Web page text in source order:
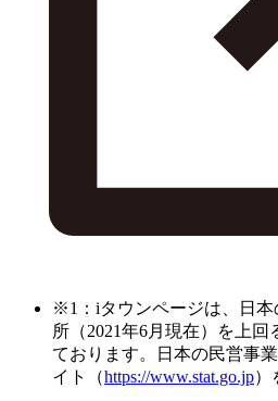
※1：iタウンページは、日本
所（2021年6月現在）を上
ております。日本の民営事
イト（https://www.stat.go.jp）